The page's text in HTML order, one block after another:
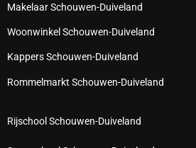
Makelaar Schouwen-Duiveland
Woonwinkel Schouwen-Duiveland
Kappers Schouwen-Duiveland
Rommelmarkt Schouwen-Duiveland
Rijschool Schouwen-Duiveland